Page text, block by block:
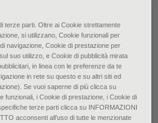
sexual:
O'Gurek, Alexcis Brown-James
terze parti. Oltre ai Cookie strettamente
si utilizzano, Cookie funzionali per
navigazione, Cookie di prestazione per
suo utilizzo, e Cookie di pubblicità mirata
in linea con le preferenze da te
in rete su questo e su altri siti ed
Se vuoi saperne di più clicca su
funzionali, i Cookie di prestazione, i Cookie di
terze parti clicca su INFORMAZIONI
acconsenti all’uso di tutte le menzionate